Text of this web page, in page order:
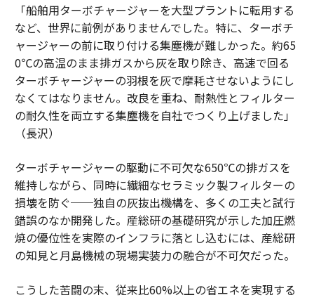
「船舶用ターボチャージャーを大型プラントに転用する
など、世界に前例がありませんでした。特に、ターボチ
ャージャーの前に取り付ける集塵機が難しかった。約65
0℃の高温のまま排ガスから灰を取り除き、高速で回る
ターボチャージャーの羽根を灰で摩耗させないようにし
なくてはなりません。改良を重ね、耐熱性とフィルター
の耐久性を両立する集塵機を自社でつくり上げました」
（長沢）
ターボチャージャーの駆動に不可欠な650℃の排ガスを
維持しながら、同時に繊細なセラミック製フィルターの
損壊を防ぐ──独自の灰抜出機構を、多くの工夫と試行
錯誤のなか開発した。産総研の基礎研究が示した加圧燃
焼の優位性を実際のインフラに落とし込むには、産総研
の知見と月島機械の現場実装力の融合が不可欠だった。
こうした苦闘の末、従来比60%以上の省エネを実現する